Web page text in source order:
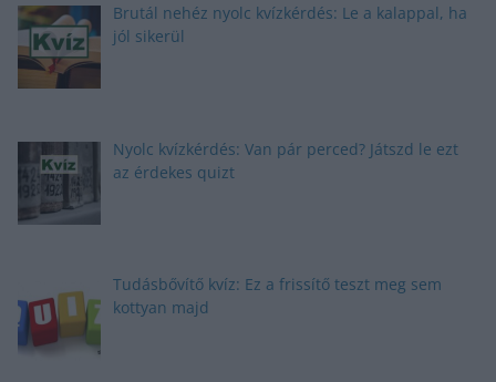
Brutál nehéz nyolc kvízkérdés: Le a kalappal, ha
jól sikerül
Nyolc kvízkérdés: Van pár perced? Játszd le ezt
az érdekes quizt
Tudásbővítő kvíz: Ez a frissítő teszt meg sem
kottyan majd